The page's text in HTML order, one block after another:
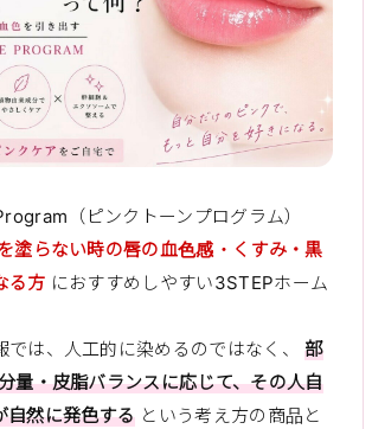
（ピンクトーンプログラム）
塗らない時の唇の血色感・くすみ・黒
る方 におすすめしやすい3STEPホーム
では、人工的に染めるのではなく、部
量・皮脂バランスに応じて、その人自
自然に発色する という考え方の商品と